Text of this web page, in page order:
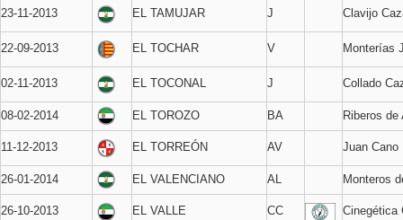
23-11-2013 EL TAMUJAR J Clavijo
22-09-2013 EL TOCHAR V Monterías
02-11-2013 EL TOCONAL J Collado
08-02-2014 EL TOROZO BA Riberos de
11-12-2013 EL TORREÓN AV Juan Cano
26-01-2014 EL VALENCIANO AL Monteros
26-10-2013 EL VALLE CC Cinegética